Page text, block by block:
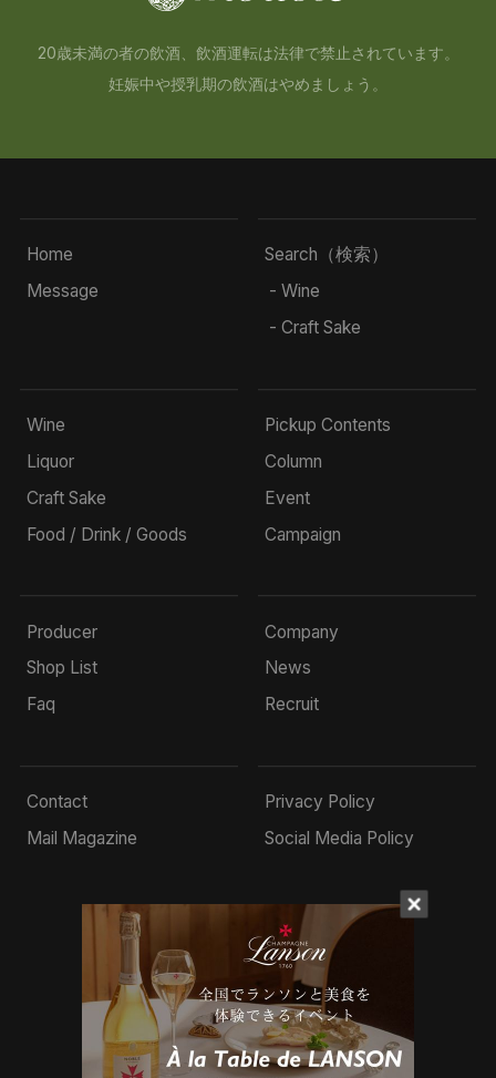
20歳未満の者の飲酒、飲酒運転は法律で禁止されています。
妊娠中や授乳期の飲酒はやめましょう。
Home
Message
Search（検索）
- Wine
- Craft Sake
Wine
Liquor
Craft Sake
Food / Drink / Goods
Pickup Contents
Column
Event
Campaign
Producer
Shop List
Faq
Company
News
Recruit
Contact
Mail Magazine
Privacy Policy
Social Media Policy
© 2022 Mottox inc.